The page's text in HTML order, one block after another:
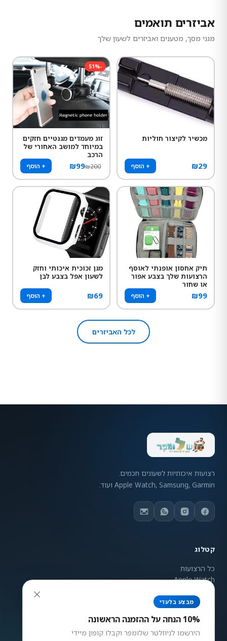
אביזרים תואמים
מגני מסך, מטענים ואביזרים לשעון שלך
מכשיר לקיצור חוליות
₪29 + הוסף
-
51%
זוג מעמדים מגנטיים חזקים
במיוחד למושב האחורי של
הרכב
₪99₪200 + הוסף
תיק אחסון אופנתי לאוסף
הרצועות שלך בצבע אפור
או שחור
₪99 + הוסף
מגן זכוכית איכותי וחזק
לשעון אפל בצבע לבן
₪69 + הוסף
לכל האביזרים
רצועות איכותיות לשעונים חכמים.
Apple Watch, Samsung, Garmin ועוד.
קטלוג
כל הרצועות
Apple Watch
Samsung Galaxy
Garmin
ניגודיות צבעים
גבוה הפוך אפור
גודל טקסט
מבצע בלעדי
10% הנחה על ההזמנה הראשונה
הירשמו לניוזלטר שלומפר וקבלו קופון מיידי